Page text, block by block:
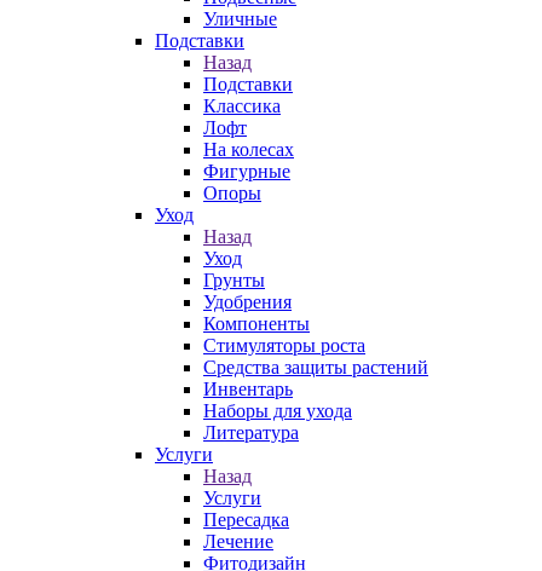
Уличные
Подставки
Назад
Подставки
Классика
Лофт
На колесах
Фигурные
Опоры
Уход
Назад
Уход
Грунты
Удобрения
Компоненты
Стимуляторы роста
Средства защиты растений
Инвентарь
Наборы для ухода
Литература
Услуги
Назад
Услуги
Пересадка
Лечение
Фитодизайн